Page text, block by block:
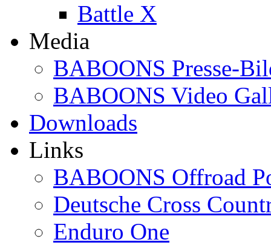
Battle X
Media
BABOONS Presse-
BABOONS Video
Downloads
Links
BABOONS Offroad
Deutsche Cross
Enduro One